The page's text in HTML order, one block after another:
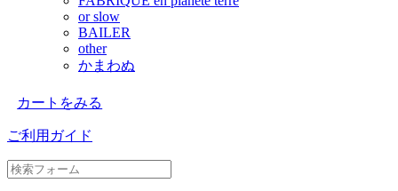
or slow
BAILER
other
かまわぬ
カートをみる
ご利用ガイド